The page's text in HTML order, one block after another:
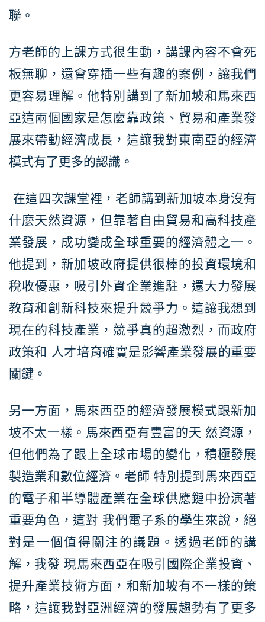
聯。
方老師的上課方式很生動，講課內容不會死
板無聊，還會穿插一些有趣的案例，讓我們
更容易理解。他特別講到了新加坡和馬來西
亞這兩個國家是怎麼靠政策、貿易和產業發
展來帶動經濟成長，這讓我對東南亞的經濟
模式有了更多的認識。
在這四次課堂裡，老師講到新加坡本身沒有
什麼天然資源，但靠著自由貿易和高科技產
業發展，成功變成全球重要的經濟體之一。
他提到，新加坡政府提供很棒的投資環境和
稅收優惠，吸引外資企業進駐，還大力發展
教育和創新科技來提升競爭力。這讓我想到
現在的科技產業，競爭真的超激烈，而政府
政策和 人才培育確實是影響產業發展的重要
關鍵。
另一方面，馬來西亞的經濟發展模式跟新加
坡不太一樣。馬來西亞有豐富的天 然資源，
但他們為了跟上全球市場的變化，積極發展
製造業和數位經濟。老師 特別提到馬來西亞
的電子和半導體產業在全球供應鏈中扮演著
重要角色，這對 我們電子系的學生來說，絕
對是一個值得關注的議題。透過老師的講
解，我發 現馬來西亞在吸引國際企業投資、
提升產業技術方面，和新加坡有不一樣的策
略，這讓我對亞洲經濟的發展趨勢有了更多